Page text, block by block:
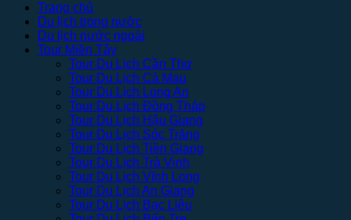
Trang chủ
Du lịch trong nước
Du lịch nước ngoài
Tour Miền Tây
Tour Du Lịch Cần Thơ
Tour Du Lịch Cà Mau
Tour Du Lịch Long An
Tour Du Lịch Đồng Tháp
Tour Du Lịch Hậu Giang
Tour Du Lịch Sóc Trăng
Tour Du Lịch Tiền Giang
Tour Du Lịch Trà Vinh
Tour Du Lịch Vĩnh Long
Tour Du Lịch An Giang
Tour Du Lịch Bạc Liêu